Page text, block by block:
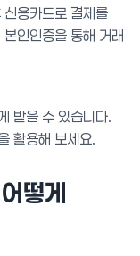
용카드로 결제를
인인증을 통해 거래
받을 수 있습니다.
활용해 보세요.
떻게